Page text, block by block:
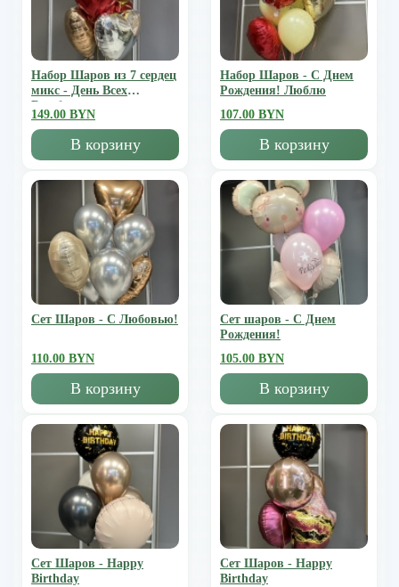
Набор Шаров из 7 сердец
микс - День Всех
Влюбленных
149.00 BYN
В корзину
Набор Шаров - С Днем
Рождения! Люблю
107.00 BYN
В корзину
Сет Шаров - С Любовью!
110.00 BYN
В корзину
Сет шаров - С Днем
Рождения!
105.00 BYN
В корзину
Сет Шаров - Happy
Birthday
Сет Шаров - Happy
Birthday